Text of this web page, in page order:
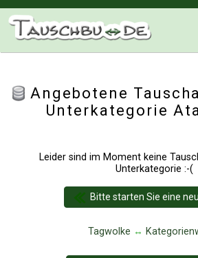
Angebotene
Unterkategorie
Leider sind im Moment keine
Unterkategorie :-(
Bitte starten Sie eine
Tagwolke ↔